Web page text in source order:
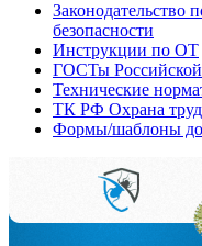
безопасности
Инструкции по ОТ
ГОСТы
Технические
ТК РФ Охрана
Формы/шаблоны